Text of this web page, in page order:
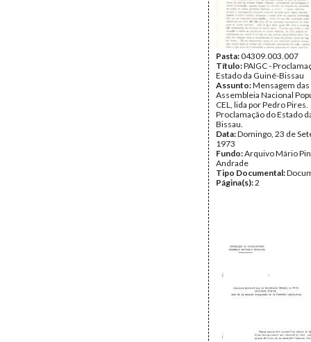
Pasta:04309.003.007
Título:PAIGC -
Estado da Guiné-Bissau
Assunto:Mensagem das
Assembleia Nacional
CEL, lida por Pedro Pires.
Proclamação do Estado
Bissau.
Data:Domingo, 23 de
1973
Fundo:Arquivo Mário
Andrade
Tipo Documental:
Página(s):2